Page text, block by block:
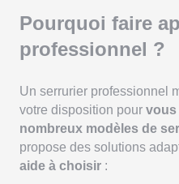
Pourquoi faire
professionnel ?
Un serrurier professionnel
votre disposition pour vous
nombreux modèles de
propose des solutions
aide à choisir :